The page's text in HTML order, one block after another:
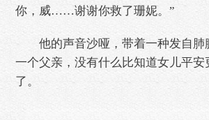
你，威……谢谢你救了珊妮。”
他的声音沙哑，带着一种发自肺
一个父亲，没有什么比知道女儿平安
了。